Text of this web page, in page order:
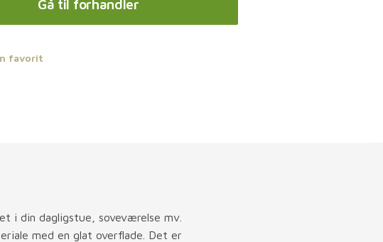
Gå til forhandler
favorit
i din dagligstue, soveværelse mv.
med en glat overflade. Det er